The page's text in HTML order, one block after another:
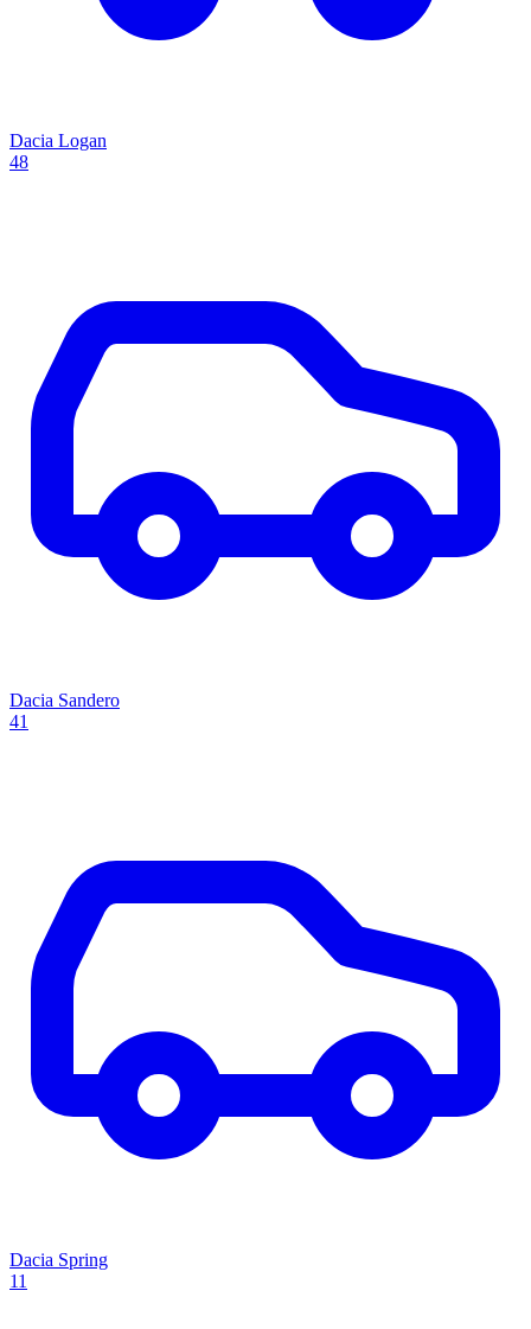
Dacia Logan
48
Dacia Sandero
41
Dacia Spring
11